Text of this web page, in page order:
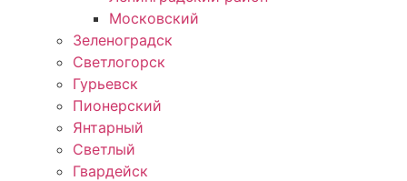
Московский
Зеленоградск
Светлогорск
Гурьевск
Пионерский
Янтарный
Светлый
Гвардейск